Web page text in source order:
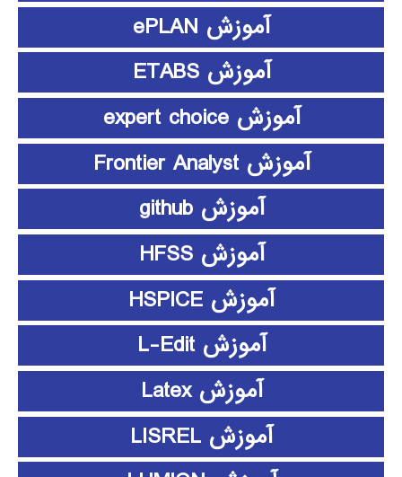
آموزش ePLAN
آموزش ETABS
آموزش expert choice
آموزش Frontier Analyst
آموزش github
آموزش HFSS
آموزش HSPICE
آموزش L-Edit
آموزش Latex
آموزش LISREL